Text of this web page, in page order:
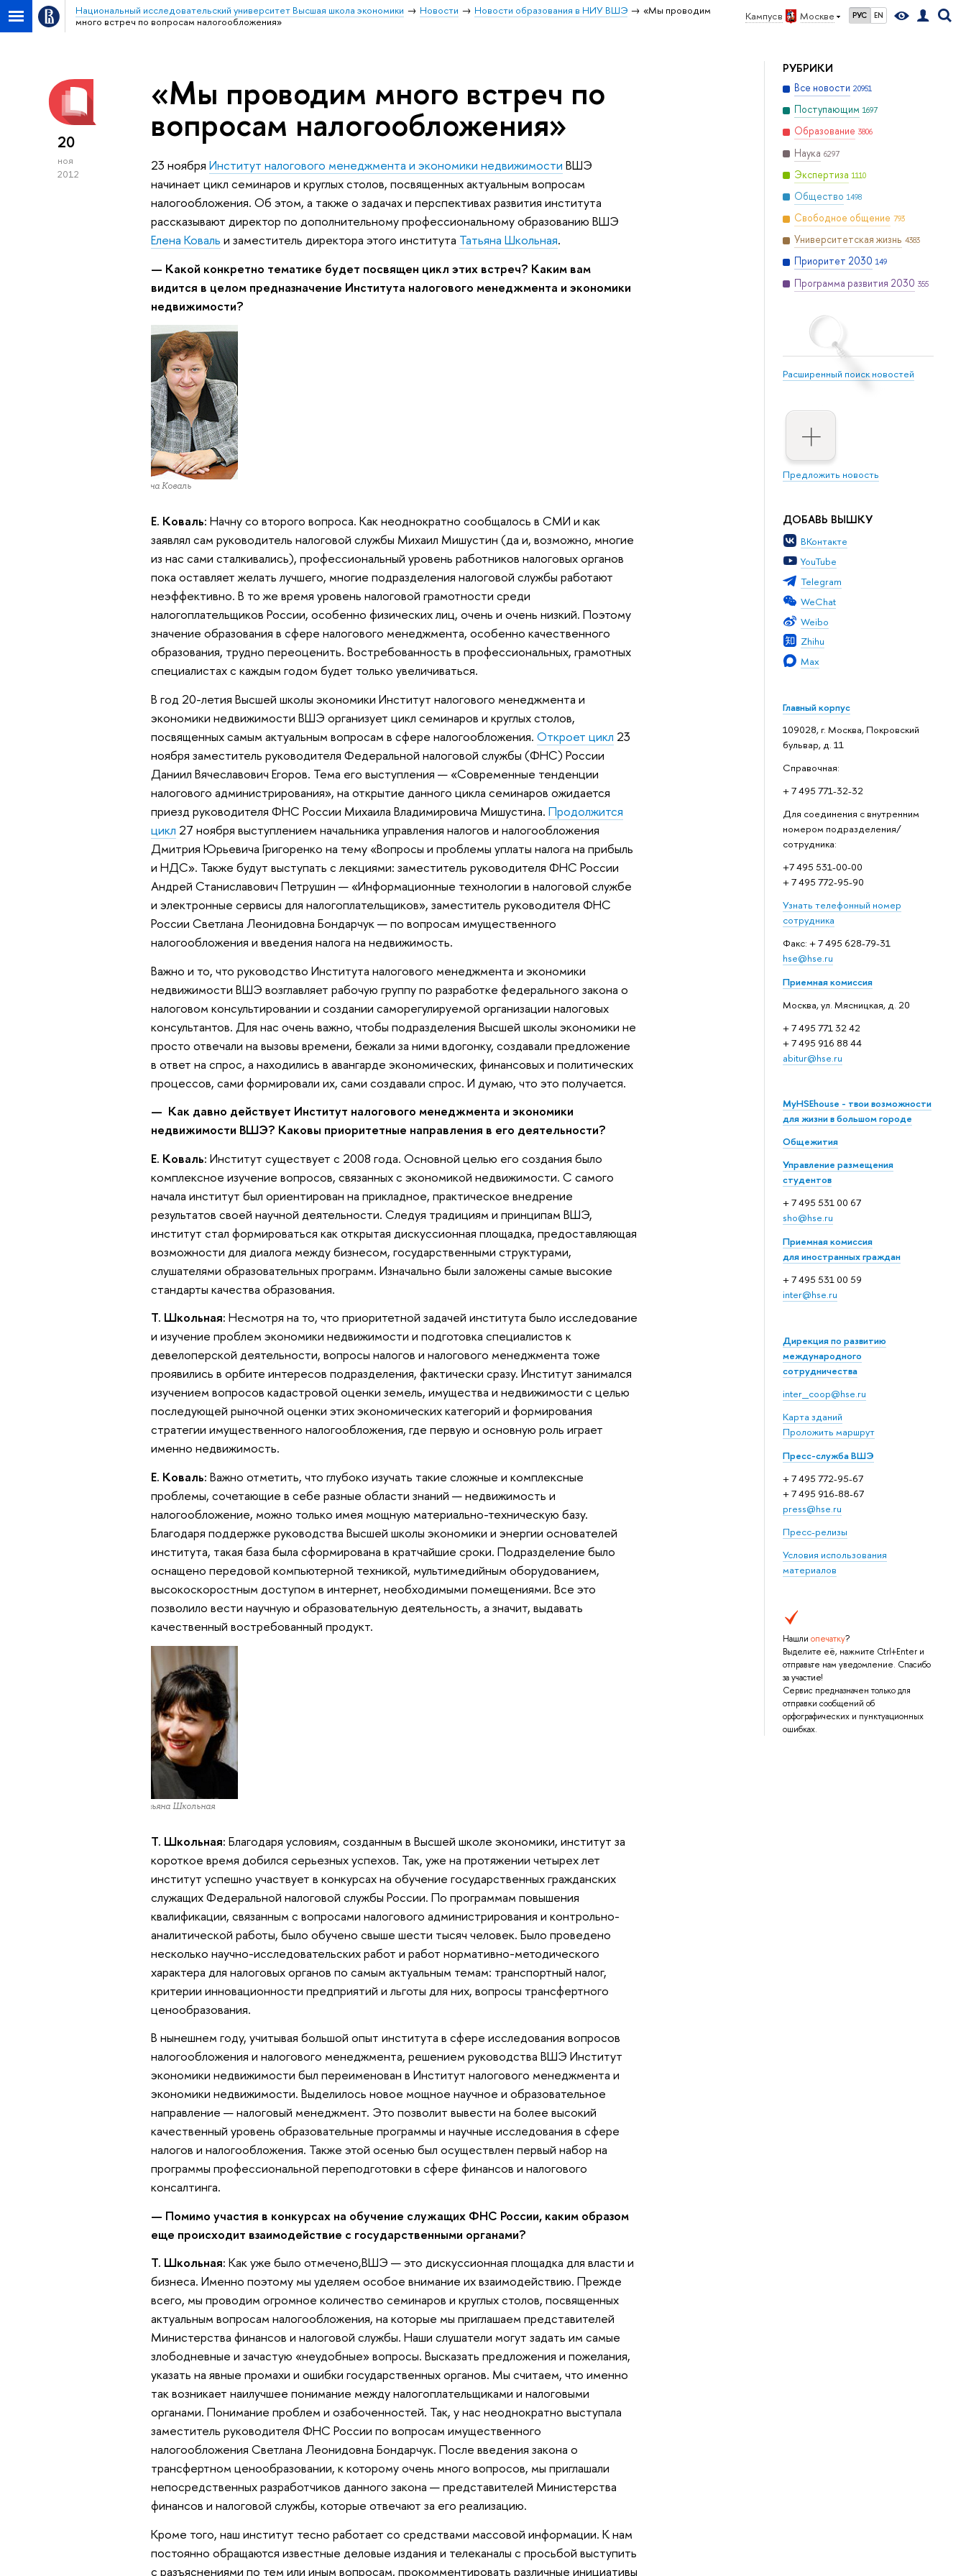
Кампус в Москве РУС EN
Национальный исследовательский университет Высшая школа экономики Новости Новости образования в НИУ ВШЭ
«Мы проводим
много встреч по вопросам налогообложения»
РУБРИКИ
Все новости 20951
Поступающим 1697
Образование 3806
Наука 6297
Экспертиза 1110
Общество 1498
Свободное общение 793
Университетская жизнь 4383
Приоритет 2030 149
Программа развития 2030 355
Расширенный поиск новостей
Предложить новость
ДОБАВЬ ВЫШКУ
ВКонтакте
YouTube
Telegram
WeChat
Weibo
Zhihu
Max
Главный корпус
109028, г. Москва, Покровский
бульвар, д. 11
Справочная:
+ 7 495 771-32-32
Для соединения с внутренним
номером подразделения/
сотрудника:
+7 495 531-00-00
+ 7 495 772-95-90
Узнать телефонный номер
сотрудника
Факс: + 7 495 628-79-31
hse@hse.ru
Приемная комиссия
Москва, ул. Мясницкая, д. 20
+ 7 495 771 32 42
+ 7 495 916 88 44
abitur@hse.ru
MyHSEhouse - твои возможности
для жизни в большом городе
Общежития
Управление размещения
студентов
+ 7 495 531 00 67
sho@hse.ru
Приемная комиссия
для иностранных граждан
+ 7 495 531 00 59
inter@hse.ru
Дирекция по развитию
международного
сотрудничества
inter_coop@hse.ru
Карта зданий
Проложить маршрут
Пресс-служба ВШЭ
+ 7 495 772-95-67
+ 7 495 916-88-67
press@hse.ru
Пресс-релизы
Условия использования
материалов
Нашли опечатку?
Выделите её, нажмите Ctrl+Enter и
отправьте нам уведомление. Спасибо
за участие!
Сервис предназначен только для
отправки сообщений об
орфографических и пунктуационных
ошибках.
20
ноя
2012
«Мы проводим много встреч по
вопросам налогообложения»
23 ноября Институт налогового менеджмента и экономики недвижимости ВШЭ
начинает цикл семинаров и круглых столов, посвященных актуальным вопросам
налогообложения. Об этом, а также о задачах и перспективах развития института
рассказывают директор по дополнительному профессиональному образованию ВШЭ
Елена Коваль и заместитель директора этого института Татьяна Школьная.
— Какой конкретно тематике будет посвящен цикл этих встреч? Каким вам
видится в целом предназначение Института налогового менеджмента и экономики
недвижимости?
Елена Коваль
Е. Коваль: Начну со второго вопроса. Как неоднократно сообщалось в СМИ и как
заявлял сам руководитель налоговой службы Михаил Мишустин (да и, возможно, многие
из нас сами сталкивались), профессиональный уровень работников налоговых органов
пока оставляет желать лучшего, многие подразделения налоговой службы работают
неэффективно. В то же время уровень налоговой грамотности среди
налогоплательщиков России, особенно физических лиц, очень и очень низкий. Поэтому
значение образования в сфере налогового менеджмента, особенно качественного
образования, трудно переоценить. Востребованность в профессиональных, грамотных
специалистах с каждым годом будет только увеличиваться.
В год 20-летия Высшей школы экономики Институт налогового менеджмента и
экономики недвижимости ВШЭ организует цикл семинаров и круглых столов,
посвященных самым актуальным вопросам в сфере налогообложения. Откроет цикл 23
ноября заместитель руководителя Федеральной налоговой службы (ФНС) России
Даниил Вячеславович Егоров. Тема его выступления — «Современные тенденции
налогового администрирования», на открытие данного цикла семинаров ожидается
приезд руководителя ФНС России Михаила Владимировича Мишустина. Продолжится
цикл 27 ноября выступлением начальника управления налогов и налогообложения
Дмитрия Юрьевича Григоренко на тему «Вопросы и проблемы уплаты налога на прибыль
и НДС». Также будут выступать с лекциями: заместитель руководителя ФНС России
Андрей Станиславович Петрушин — «Информационные технологии в налоговой службе
и электронные сервисы для налогоплательщиков», заместитель руководителя ФНС
России Светлана Леонидовна Бондарчук — по вопросам имущественного
налогообложения и введения налога на недвижимость.
Важно и то, что руководство Института налогового менеджмента и экономики
недвижимости ВШЭ возглавляет рабочую группу по разработке федерального закона о
налоговом консультировании и создании саморегулируемой организации налоговых
консультантов. Для нас очень важно, чтобы подразделения Высшей школы экономики не
просто отвечали на вызовы времени, бежали за ними вдогонку, создавали предложение
в ответ на спрос, а находились в авангарде экономических, финансовых и политических
процессов, сами формировали их, сами создавали спрос. И думаю, что это получается.
— Как давно действует Институт налогового менеджмента и экономики
недвижимости ВШЭ? Каковы приоритетные направления в его деятельности?
Е. Коваль: Институт существует с 2008 года. Основной целью его создания было
комплексное изучение вопросов, связанных с экономикой недвижимости. С самого
начала институт был ориентирован на прикладное, практическое внедрение
результатов своей научной деятельности. Следуя традициям и принципам ВШЭ,
институт стал формироваться как открытая дискуссионная площадка, предоставляющая
возможности для диалога между бизнесом, государственными структурами,
слушателями образовательных программ. Изначально были заложены самые высокие
стандарты качества образования.
Т. Школьная: Несмотря на то, что приоритетной задачей института было исследование
и изучение проблем экономики недвижимости и подготовка специалистов к
девелоперской деятельности, вопросы налогов и налогового менеджмента тоже
проявились в орбите интересов подразделения, фактически сразу. Институт занимался
изучением вопросов кадастровой оценки земель, имущества и недвижимости с целью
последующей рыночной оценки этих экономических категорий и формирования
стратегии имущественного налогообложения, где первую и основную роль играет
именно недвижимость.
Е. Коваль: Важно отметить, что глубоко изучать такие сложные и комплексные
проблемы, сочетающие в себе разные области знаний — недвижимость и
налогообложение, можно только имея мощную материально-техническую базу.
Благодаря поддержке руководства Высшей школы экономики и энергии основателей
института, такая база была сформирована в кратчайшие сроки. Подразделение было
оснащено передовой компьютерной техникой, мультимедийным оборудованием,
высокоскоростным доступом в интернет, необходимыми помещениями. Все это
позволило вести научную и образовательную деятельность, а значит, выдавать
качественный востребованный продукт.
Татьяна Школьная
Т. Школьная: Благодаря условиям, созданным в Высшей школе экономики, институт за
короткое время добился серьезных успехов. Так, уже на протяжении четырех лет
институт успешно участвует в конкурсах на обучение государственных гражданских
служащих Федеральной налоговой службы России. По программам повышения
квалификации, связанным с вопросами налогового администрирования и контрольно-
аналитической работы, было обучено свыше шести тысяч человек. Было проведено
несколько научно-исследовательских работ и работ нормативно-методического
характера для налоговых органов по самым актуальным темам: транспортный налог,
критерии инновационности предприятий и льготы для них, вопросы трансфертного
ценообразования.
В нынешнем году, учитывая большой опыт института в сфере исследования вопросов
налогообложения и налогового менеджмента, решением руководства ВШЭ Институт
экономики недвижимости был переименован в Институт налогового менеджмента и
экономики недвижимости. Выделилось новое мощное научное и образовательное
направление — налоговый менеджмент. Это позволит вывести на более высокий
качественный уровень образовательные программы и научные исследования в сфере
налогов и налогообложения. Также этой осенью был осуществлен первый набор на
программы профессиональной переподготовки в сфере финансов и налогового
консалтинга.
— Помимо участия в конкурсах на обучение служащих ФНС России, каким образом
еще происходит взаимодействие с государственными органами?
Т. Школьная: Как уже было отмечено,ВШЭ — это дискуссионная площадка для власти и
бизнеса. Именно поэтому мы уделяем особое внимание их взаимодействию. Прежде
всего, мы проводим огромное количество семинаров и круглых столов, посвященных
актуальным вопросам налогообложения, на которые мы приглашаем представителей
Министерства финансов и налоговой службы. Наши слушатели могут задать им самые
злободневные и зачастую «неудобные» вопросы. Высказать предложения и пожелания,
указать на явные промахи и ошибки государственных органов. Мы считаем, что именно
так возникает наилучшее понимание между налогоплательщиками и налоговыми
органами. Понимание проблем и озабоченностей. Так, у нас неоднократно выступала
заместитель руководителя ФНС России по вопросам имущественного
налогообложения Светлана Леонидовна Бондарчук. После введения закона о
трансфертном ценообразовании, к которому очень много вопросов, мы приглашали
непосредственных разработчиков данного закона — представителей Министерства
финансов и налоговой службы, которые отвечают за его реализацию.
Кроме того, наш институт тесно работает со средствами массовой информации. К нам
постоянно обращаются известные деловые издания и телеканалы с просьбой выступить
с разъяснениями по тем или иным вопросам, прокомментировать различные инициативы